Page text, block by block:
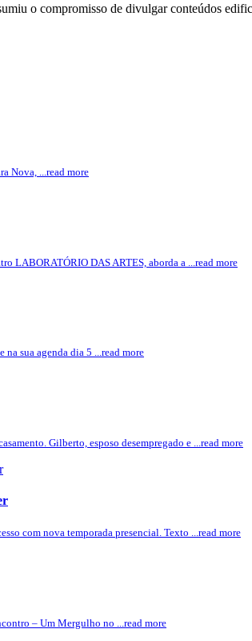
o compromisso de divulgar conteúdos
Nova, ...read more
LABORATÓRIO DAS ARTES, aborda a ...read more
na sua agenda dia 5 ...read more
Gilberto, esposo desempregado e ...read more
com nova temporada presencial. Texto ...read more
– Um Mergulho no ...read more